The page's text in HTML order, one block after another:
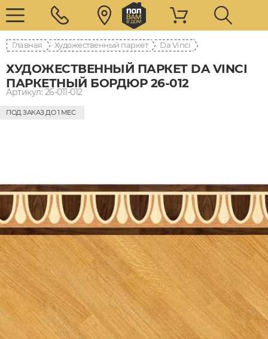
Главная Художественный паркет Da Vinci
ХУДОЖЕСТВЕННЫЙ ПАРКЕТ DA VINCI
ПАРКЕТНЫЙ БОРДЮР 26-012
Артикул: 26-011-012
ПОД ЗАКАЗ ДО 1 МЕС